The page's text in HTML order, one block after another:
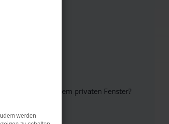
oder in einem privaten Fenster?
werden